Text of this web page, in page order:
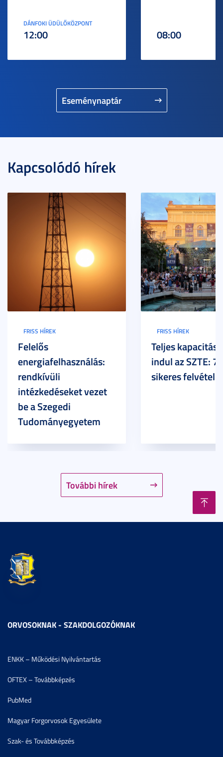
Eseménynaptár
DÁNFOKI ÜDÜLŐKÖZPONT
12:00 08:00
Kapcsolódó hírek
További hírek
FRISS HÍREK
Felelős
energiafelhasználás:
rendkívüli
intézkedéseket vezet
be a Szegedi
Tudományegyetem
FRISS HÍREK
Teljes
indul az SZTE:
sikeres
ORVOSOKNAK - SZAKDOLGOZÓKNAK
ENKK – Működési Nyilvántartás
OFTEX – Továbbképzés
PubMed
Magyar Forgorvosok Egyesülete
Szak- és Továbbképzés